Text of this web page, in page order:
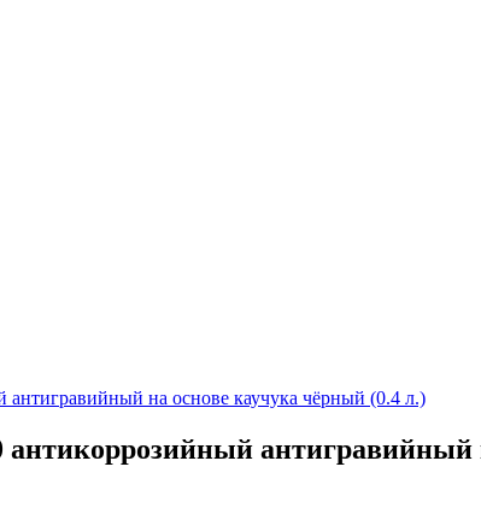
на основе каучука чёрный (0.4 л.)
антикоррозийный